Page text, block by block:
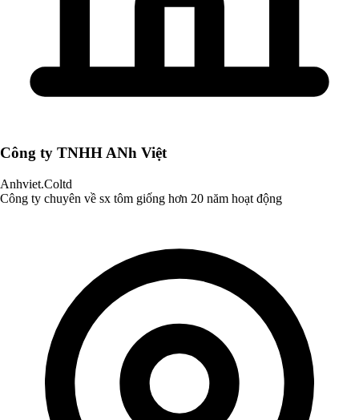
Công ty TNHH ANh Việt
Anhviet.Coltd
Công ty chuyên về sx tôm giống hơn 20 năm hoạt động